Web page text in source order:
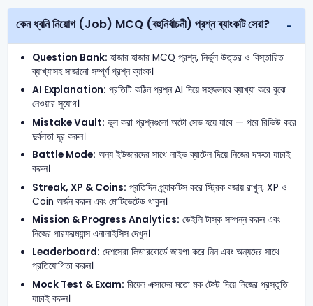
কেন ধ্বনি নিয়োগ (Job) MCQ (বহুনির্বাচনী) প্রশ্ন ব্যাংকটি সেরা?
Question Bank: হাজার হাজার MCQ প্রশ্ন, নির্ভুল উত্তর ও বিস্তারিত
ব্যাখ্যাসহ সাজানো সম্পূর্ণ প্রশ্ন ব্যাংক।
AI Explanation: প্রতিটি কঠিন প্রশ্ন AI দিয়ে সহজভাবে ব্যাখ্যা করে বুঝে
নেওয়ার সুযোগ।
Mistake Vault: ভুল করা প্রশ্নগুলো অটো সেভ হয়ে যাবে — পরে রিভিউ করে
দুর্বলতা দূর করুন।
Battle Mode: অন্য ইউজারদের সাথে লাইভ ব্যাটেল দিয়ে নিজের দক্ষতা যাচাই
করুন।
Streak, XP & Coins: প্রতিদিন প্র্যাকটিস করে স্ট্রিক বজায় রাখুন, XP ও
Coin অর্জন করুন এবং মোটিভেটেড থাকুন।
Mission & Progress Analytics: ডেইলি টাস্ক সম্পন্ন করুন এবং
নিজের পারফরম্যান্স এনালাইসিস দেখুন।
Leaderboard: দেশসেরা লিডারবোর্ডে জায়গা করে নিন এবং অন্যদের সাথে
প্রতিযোগিতা করুন।
Mock Test & Exam: রিয়েল এক্সামের মতো মক টেস্ট দিয়ে নিজের প্রস্তুতি
যাচাই করুন।